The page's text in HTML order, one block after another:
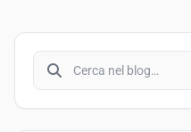
Cerca nel blog